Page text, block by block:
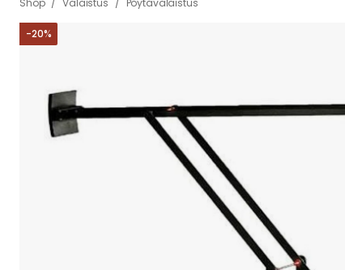
Shop Valaistus Pöytävalaistus
-20%
may